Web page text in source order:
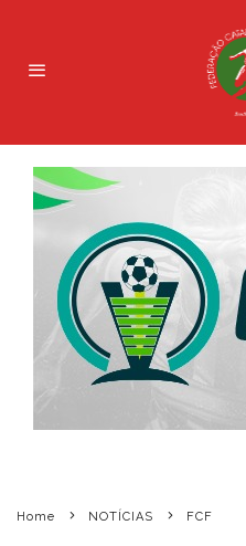
Home NOTÍCIAS FCF